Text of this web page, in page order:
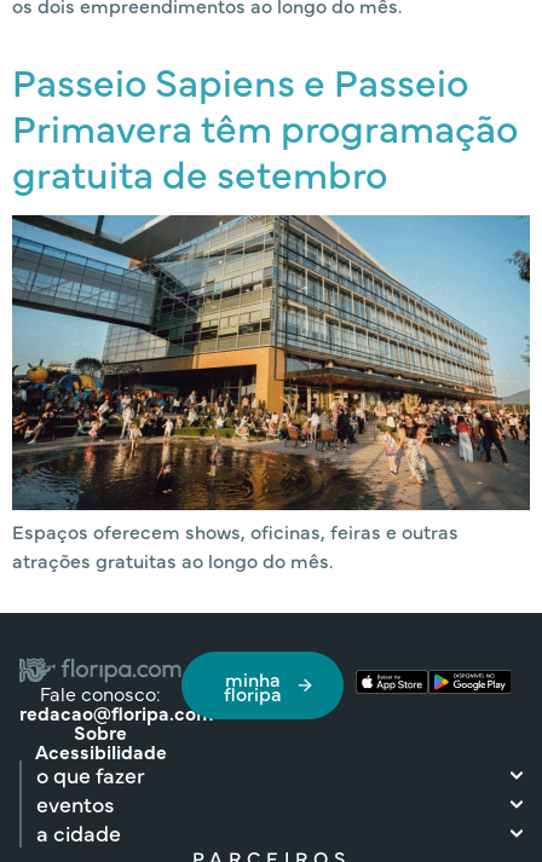
Passeio Sapiens e Passeio
Primavera têm programação
gratuita de setembro
Espaços oferecem shows, oficinas, feiras e outras
atrações gratuitas ao longo do mês.
Fale conosco:
redacao@floripa.com
Sobre
Acessibilidade
minha
floripa
o que fazer
eventos
a cidade
PARCEIROS